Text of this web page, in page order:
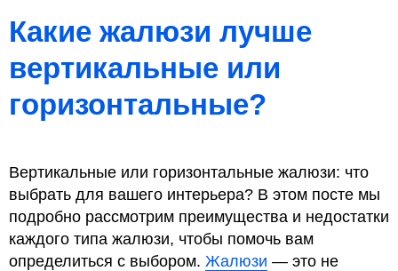
Какие жалюзи лучше
вертикальные или
горизонтальные?
Вертикальные или горизонтальные жалюзи: что
выбрать для вашего интерьера? В этом посте мы
подробно рассмотрим преимущества и недостатки
каждого типа жалюзи, чтобы помочь вам
определиться с выбором. Жалюзи — это не